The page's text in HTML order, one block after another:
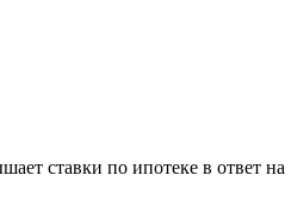
ставки по ипотеке в ответ на